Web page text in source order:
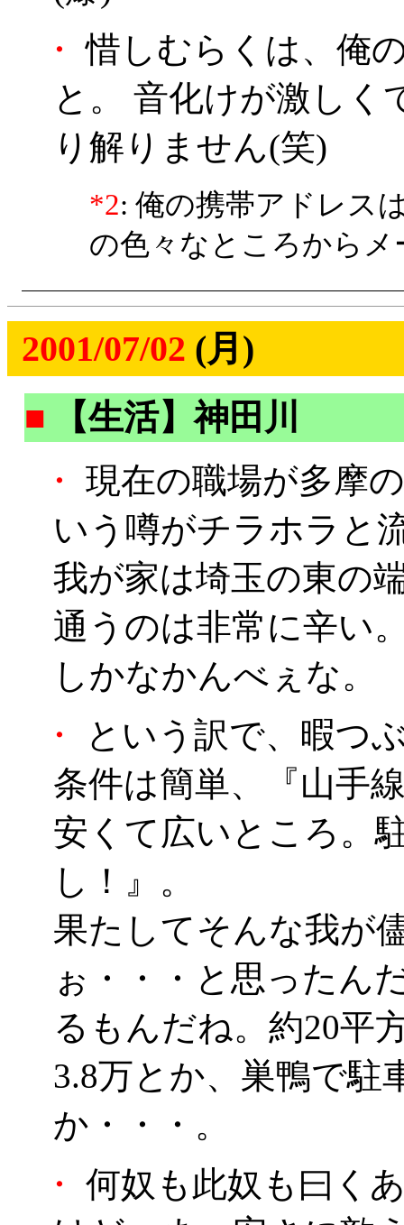
・ 惜しむらくは、俺
と。 音化けが激しく
り解りません(笑)
*2: 俺の携帯アドレス
の色々なところから
2001/07/02 (月)
■
【生活】神田川
・
現在の職場が多摩
いう噂がチラホラと
我が家は埼玉の東の
通うのは非常に辛い
しかなかんべぇな。
・
という訳で、暇つ
条件は簡単、『山手
安くて広いところ。
し！』。
果たしてそんな我が
ぉ・・・と思ったん
るもんだね。約20平
3.8万とか、巣鴨で駐
か・・・。
・
何奴も此奴も曰く